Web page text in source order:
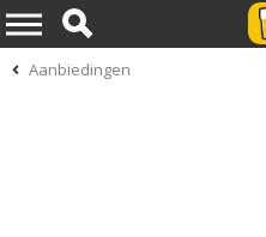
Aanbiedingen